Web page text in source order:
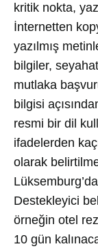
kritik nokta,
İnternetten
yazılmış
bilgiler,
mutlaka
bilgisi
resmi bir dil
ifadelerden
olarak
Destekleyici
örneğin otel
10 gün